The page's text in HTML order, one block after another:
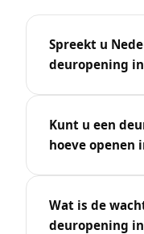
Spreekt u
deuropening
Kunt u een
hoeve openen
Wat is de
deuropening